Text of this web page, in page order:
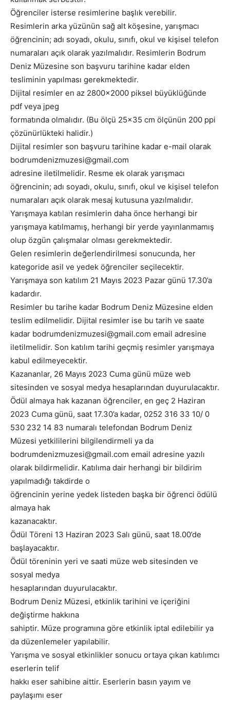
Öğrenciler isterse resimlerine başlık verebilir.
Resimlerin arka yüzünün sağ alt köşesine, yarışmacı
öğrencinin; adı soyadı, okulu, sınıfı, okul ve kişisel telefon
numaraları açık olarak yazılmalıdır. Resimlerin Bodrum
Deniz Müzesine son başvuru tarihine kadar elden
tesliminin yapılması gerekmektedir.
Dijital resimler en az 2800×2000 piksel büyüklüğünde
pdf veya jpeg
formatında olmalıdır. (Bu ölçü 25×35 cm ölçünün 200 ppi
çözünürlükteki halidir.)
Dijital resimler son başvuru tarihine kadar e-mail olarak
bodrumdenizmuzesi@gmail.com
adresine iletilmelidir. Resme ek olarak yarışmacı
öğrencinin; adı soyadı, okulu, sınıfı, okul ve kişisel telefon
numaraları açık olarak mesaj kutusuna yazılmalıdır.
Yarışmaya katılan resimlerin daha önce herhangi bir
yarışmaya katılmamış, herhangi bir yerde yayınlanmamış
olup özgün çalışmalar olması gerekmektedir.
Gelen resimlerin değerlendirilmesi sonucunda, her
kategoride asil ve yedek öğrenciler seçilecektir.
Yarışmaya son katılım 21 Mayıs 2023 Pazar günü 17.30’a
kadardır.
Resimler bu tarihe kadar Bodrum Deniz Müzesine elden
teslim edilmelidir. Dijital resimler ise bu tarih ve saate
kadar bodrumdenizmuzesi@gmail.com email adresine
iletilmelidir. Son katılım tarihi geçmiş resimler yarışmaya
kabul edilmeyecektir.
Kazananlar, 26 Mayıs 2023 Cuma günü müze web
sitesinden ve sosyal medya hesaplarından duyurulacaktır.
Ödül almaya hak kazanan öğrenciler, en geç 2 Haziran
2023 Cuma günü, saat 17.30’a kadar, 0252 316 33 10/ 0
530 232 14 83 numaralı telefondan Bodrum Deniz
Müzesi yetkililerini bilgilendirmeli ya da
bodrumdenizmuzesi@gmail.com email adresine yazılı
olarak bildirmelidir. Katılıma dair herhangi bir bildirim
yapılmadığı takdirde o
öğrencinin yerine yedek listeden başka bir öğrenci ödülü
almaya hak
kazanacaktır.
Ödül Töreni 13 Haziran 2023 Salı günü, saat 18.00’de
başlayacaktır.
Ödül töreninin yeri ve saati müze web sitesinden ve
sosyal medya
hesaplarından duyurulacaktır.
Bodrum Deniz Müzesi, etkinlik tarihini ve içeriğini
değiştirme hakkına
sahiptir. Müze programına göre etkinlik iptal edilebilir ya
da düzenlemeler yapılabilir.
Yarışma ve sosyal etkinlikler sonucu ortaya çıkan katılımcı
eserlerin telif
hakkı eser sahibine aittir. Eserlerin basın yayım ve
paylaşımı eser